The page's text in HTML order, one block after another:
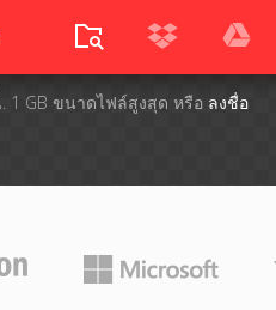
1 GB ขนาดไฟล์สูงสุด หรือ ลงชื่อ